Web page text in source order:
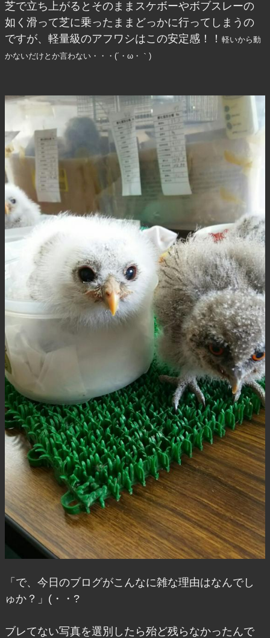
芝で立ち上がるとそのままスケボーやボブスレーの
如く滑って芝に乗ったままどっかに行ってしまうの
ですが、軽量級のアフワシはこの安定感！！軽いから動
かないだけとか言わない・・・(´・ω・｀)
「で、今日のブログがこんなに雑な理由はなんでし
ゅか？」(・・?
ブレてない写真を選別したら殆ど残らなかったんで